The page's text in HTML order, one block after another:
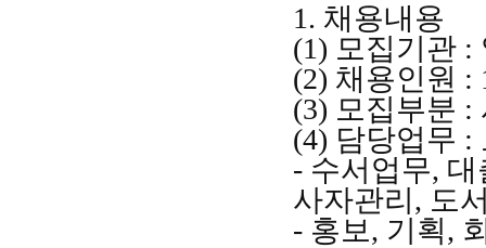
1. 채용내용
(1) 모집기관 :
(2) 채용인원 :
(3) 모집부분 :
(4) 담당업무 :
- 수서업무, 대
사자관리 , 도
- 홍보, 기획,